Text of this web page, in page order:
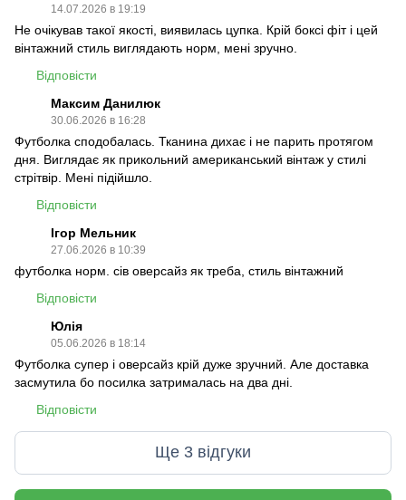
14.07.2026 в 19:19
Не очікував такої якості, виявилась цупка. Крій боксі фіт і цей
вінтажний стиль виглядають норм, мені зручно.
Відповісти
Максим Данилюк
30.06.2026 в 16:28
Футболка сподобалась. Тканина дихає і не парить протягом
дня. Виглядає як прикольний американський вінтаж у стилі
стрітвір. Мені підійшло.
Відповісти
Ігор Мельник
27.06.2026 в 10:39
футболка норм. сів оверсайз як треба, стиль вінтажний
Відповісти
Юлія
05.06.2026 в 18:14
Футболка супер і оверсайз крій дуже зручний. Але доставка
засмутила бо посилка затрималась на два дні.
Відповісти
Ще 3 відгуки